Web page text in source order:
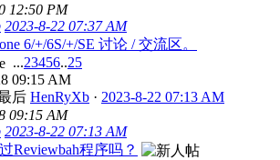
12:50 PM
2023-8-22 07:37 AM
6/+/6S/+/SE 讨论 / 交流区。
...23456..25
09:15 AM
后 HenRyXb · 2023-8-22 07:13 AM
09:15 AM
2023-8-22 07:13 AM
Reviewbah程序吗？